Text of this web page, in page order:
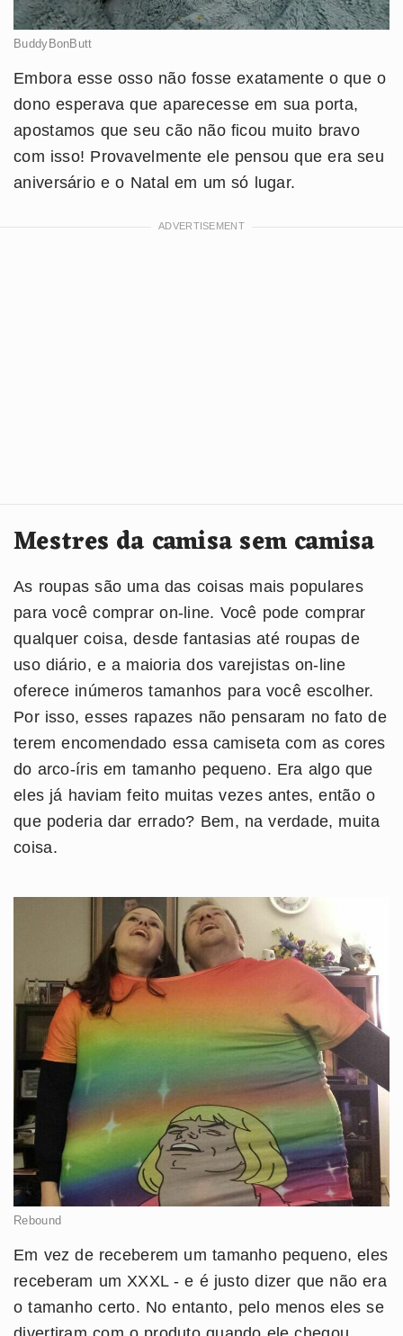
BuddyBonButt
Embora esse osso não fosse exatamente o que o
dono esperava que aparecesse em sua porta,
apostamos que seu cão não ficou muito bravo
com isso! Provavelmente ele pensou que era seu
aniversário e o Natal em um só lugar.
Mestres da camisa sem camisa
As roupas são uma das coisas mais populares
para você comprar on-line. Você pode comprar
qualquer coisa, desde fantasias até roupas de
uso diário, e a maioria dos varejistas on-line
oferece inúmeros tamanhos para você escolher.
Por isso, esses rapazes não pensaram no fato de
terem encomendado essa camiseta com as cores
do arco-íris em tamanho pequeno. Era algo que
eles já haviam feito muitas vezes antes, então o
que poderia dar errado? Bem, na verdade, muita
coisa.
Rebound
Em vez de receberem um tamanho pequeno, eles
receberam um XXXL - e é justo dizer que não era
o tamanho certo. No entanto, pelo menos eles se